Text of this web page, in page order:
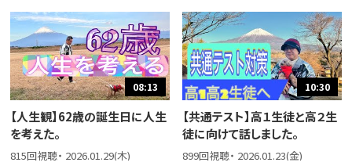
08:13
【人生観】62歳の誕生日に人生
を考えた。
815回視聴・ 2026.01.29(木)
10:30
【共通テスト】高１生徒と高２生
徒に向けて話しました。
899回視聴・ 2026.01.23(金)